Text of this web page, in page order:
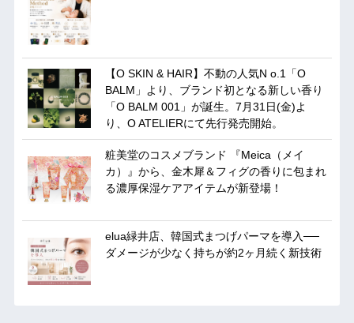
【O SKIN & HAIR】不動の人気N o.1「O
BALM」より、ブランド初となる新しい香り
「O BALM 001」が誕生。7月31日(金)よ
り、O ATELIERにて先行発売開始。
粧美堂のコスメブランド 『Meica（メイ
カ）』から、金木犀＆フィグの香りに包まれ
る濃厚保湿ケアアイテムが新登場！
elua緑井店、韓国式まつげパーマを導入──
ダメージが少なく持ちが約2ヶ月続く新技術